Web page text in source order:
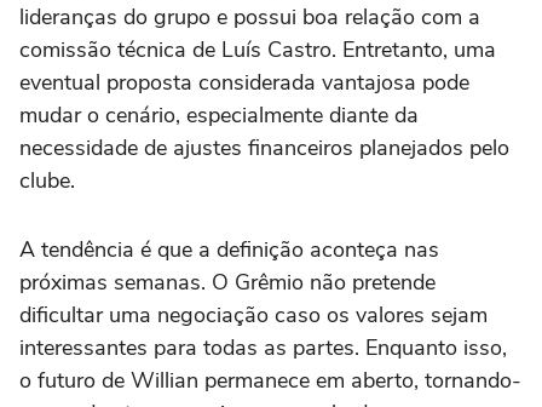
lideranças do grupo e possui boa relação com a
comissão técnica de Luís Castro. Entretanto, uma
eventual proposta considerada vantajosa pode
mudar o cenário, especialmente diante da
necessidade de ajustes financeiros planejados pelo
clube.
A tendência é que a definição aconteça nas
próximas semanas. O Grêmio não pretende
dificultar uma negociação caso os valores sejam
interessantes para todas as partes. Enquanto isso,
o futuro de Willian permanece em aberto, tornando-